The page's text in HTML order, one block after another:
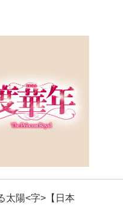
太陽<字>【日本